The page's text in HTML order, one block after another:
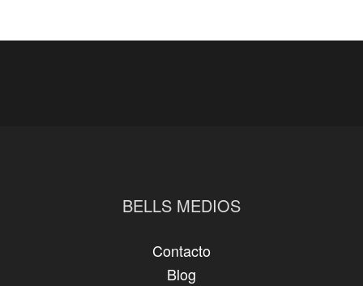
BELLS MEDIOS
Contacto
Blog